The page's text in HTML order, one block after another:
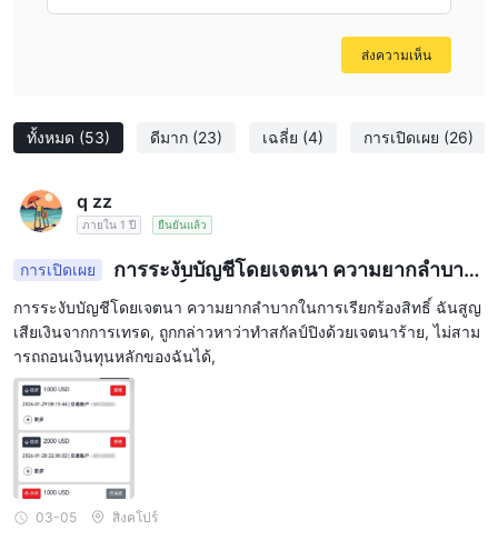
ทั้งหมด (53) ดีมาก (23) เฉลี่ย (4) การเปิดเผย (26)
q zz
ภายใน 1 ปี ยืนยันแล้ว
การเปิดเผย
การระงับบัญชีโดยเจตนา ความยากลำบาก
ในการเรียกร้องสิทธิ์ ฉันสูญเสียเงินจากการเทรด
การระงับบัญชีโดยเจตนา ความยากลำบากในการเรียกร้องสิทธิ์ ฉันสูญ
เสียเงินจากการเทรด, ถูกกล่าวหาว่าทำสกัลป์ปิงด้วยเจตนาร้าย, ไม่สาม
ารถถอนเงินทุนหลักของฉันได้,
03-05 สิงคโปร์
ส่งความเห็น